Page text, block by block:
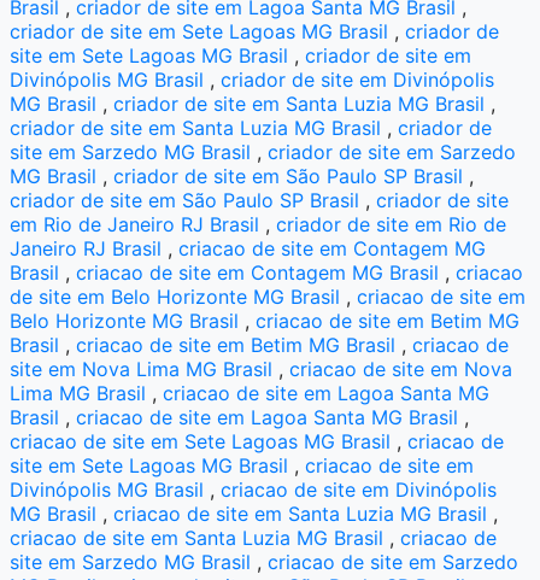
Brasil ,criador de site em Lagoa Santa MG Brasil ,
criador de site em Sete Lagoas MG Brasil ,criador de
site em Sete Lagoas MG Brasil ,criador de site em
Divinópolis MG Brasil ,criador de site em Divinópolis
MG Brasil ,criador de site em Santa Luzia MG Brasil ,
criador de site em Santa Luzia MG Brasil ,criador de
site em Sarzedo MG Brasil ,criador de site em Sarzedo
MG Brasil ,criador de site em São Paulo SP Brasil ,
criador de site em São Paulo SP Brasil ,criador de site
em Rio de Janeiro RJ Brasil ,criador de site em Rio de
Janeiro RJ Brasil ,criacao de site em Contagem MG
Brasil ,criacao de site em Contagem MG Brasil ,criacao
de site em Belo Horizonte MG Brasil ,criacao de site em
Belo Horizonte MG Brasil ,criacao de site em Betim MG
Brasil ,criacao de site em Betim MG Brasil ,criacao de
site em Nova Lima MG Brasil ,criacao de site em Nova
Lima MG Brasil ,criacao de site em Lagoa Santa MG
Brasil ,criacao de site em Lagoa Santa MG Brasil ,
criacao de site em Sete Lagoas MG Brasil ,criacao de
site em Sete Lagoas MG Brasil ,criacao de site em
Divinópolis MG Brasil ,criacao de site em Divinópolis
MG Brasil ,criacao de site em Santa Luzia MG Brasil ,
criacao de site em Santa Luzia MG Brasil ,criacao de
site em Sarzedo MG Brasil ,criacao de site em Sarzedo